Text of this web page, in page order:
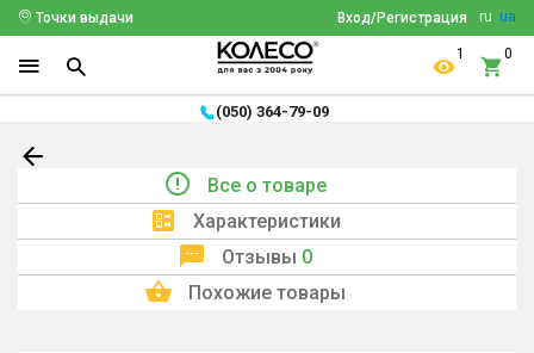
ru ua
Вход/Регистрация
Точки выдачи
1 0
(050) 364-79-09
Все о товаре
Характеристики
Отзывы 0
Похожие товары